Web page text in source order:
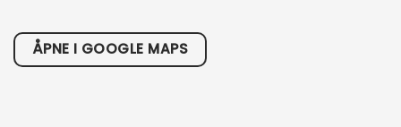
ÅPNE I GOOGLE MAPS